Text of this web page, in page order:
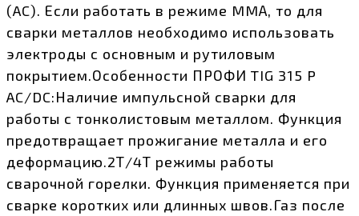
(AC). Если работать в режиме MMА, то для
сварки металлов необходимо использовать
электроды с основным и рутиловым
покрытием.Особенности ПРОФИ TIG 315 P
AC/DC:Наличие импульсной сварки для
работы с тонколистовым металлом. Функция
предотвращает прожигание металла и его
деформацию.2Т/4Т режимы работы
сварочной горелки. Функция применяется при
сварке коротких или длинных швов.Газ после